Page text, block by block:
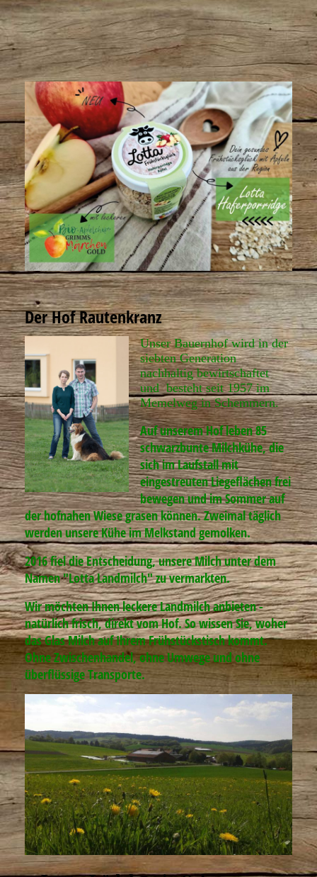
Der Hof Rautenkranz
Unser Bauernhof wird in der
siebten Generation
nachhaltig bewirtschaftet
und besteht seit 1957 im
Memelweg in Schemmern.
Auf unserem Hof leben 85
schwarzbunte Milchkühe, die
sich im Laufstall mit
eingestreuten Liegeflächen frei
bewegen und im Sommer auf
der hofnahen Wiese grasen können. Zweimal täglich
werden unsere Kühe im Melkstand gemolken.
2016 fiel die Entscheidung, unsere Milch unter dem
Namen "Lotta Landmilch" zu vermarkten.
Wir möchten Ihnen leckere Landmilch anbieten -
natürlich frisch, direkt vom Hof. So wissen Sie, woher
das Glas Milch auf Ihrem Frühstückstisch kommt.
Ohne Zwischenhandel, ohne Umwege und ohne
überflüssige Transporte.